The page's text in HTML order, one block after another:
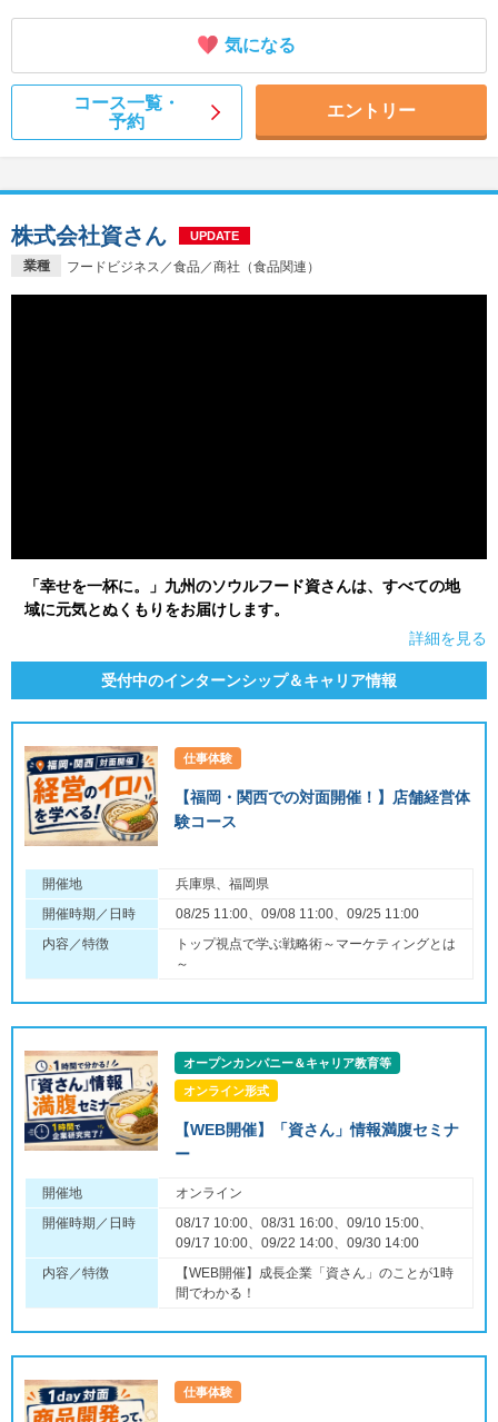
気になる
コース一覧・
予約
エントリー
業種 フードビジネス／食品／商社（食品関連）
株式会社資さん UPDATE
「幸せを一杯に。」九州のソウルフード資さんは、すべての地
域に元気とぬくもりをお届けします。
詳細を見る
受付中のインターンシップ＆キャリア情報
仕事体験
【福岡・関西での対面開催！】店舗経営体
験コース
開催地
兵庫県、福岡県
開催時期／日時
08/25 11:00、09/08 11:00、09/25 11:00
内容／特徴
トップ視点で学ぶ戦略術～マーケティングとは
～
オープンカンパニー＆キャリア教育等
オンライン形式
【WEB開催】「資さん」情報満腹セミナ
ー
開催地
オンライン
開催時期／日時
08/17 10:00、08/31 16:00、09/10 15:00、
09/17 10:00、09/22 14:00、09/30 14:00
内容／特徴
【WEB開催】成長企業「資さん」のことが1時
間でわかる！
仕事体験